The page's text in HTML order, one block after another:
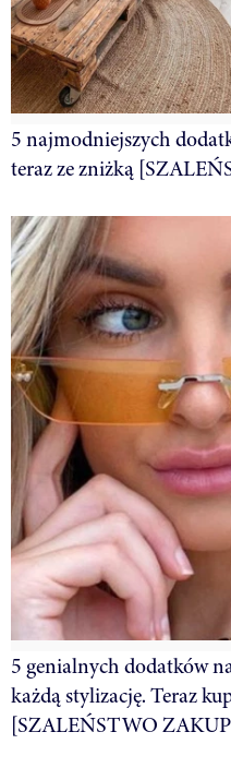
5 najmodniejszych
teraz ze zniżką
5 genialnych dodatków
każdą stylizację. Teraz
[SZALEŃSTWO